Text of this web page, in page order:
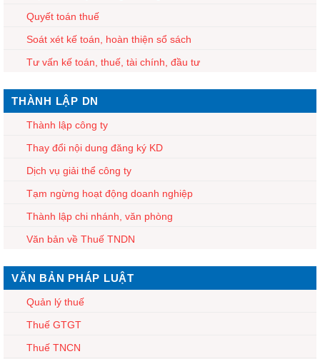
Quyết toán thuế
Soát xét kế toán, hoàn thiện sổ sách
Tư vấn kế toán, thuế, tài chính, đầu tư
THÀNH LẬP DN
Thành lập công ty
Thay đổi nội dung đăng ký KD
Dịch vụ giải thể công ty
Tạm ngừng hoạt động doanh nghiệp
Thành lập chi nhánh, văn phòng
Văn bản về Thuế TNDN
VĂN BẢN PHÁP LUẬT
Quản lý thuế
Thuế GTGT
Thuế TNCN